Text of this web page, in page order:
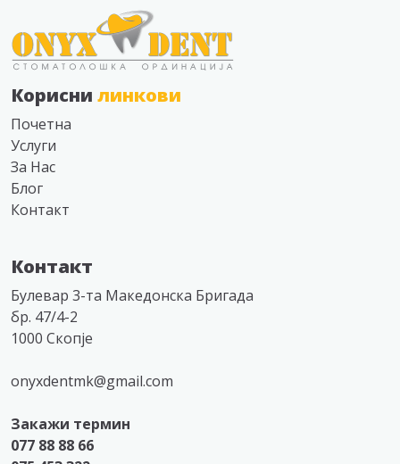
Корисни линкови
Почетна
Услуги
За Нас
Блог
Контакт
Контакт
Булевар 3-та Македонска Бригада
бр. 47/4-2
1000 Скопје
onyxdentmk@gmail.com
Закажи термин
077 88 88 66